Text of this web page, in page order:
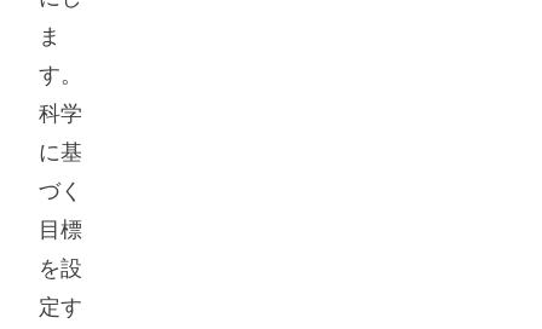
ま
す。
科学
に基
づく
目標
を設
定す